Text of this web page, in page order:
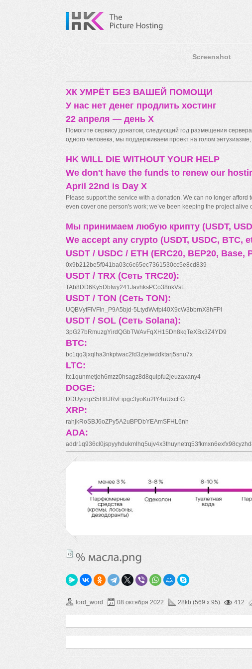
Screenshot
ХК УМРЁТ БЕЗ ВАШЕЙ ПОМОЩИ
У нас нет денег продлить хостинг
22 апреля — день X
Помогите сервису донатом, следующий год размещения
одного человека, мы поддерживаем проект на голом энтузиазме,
HK WILL DIE WITHOUT YOUR HELP
We don't have the funds to renew our
April 22nd is Day X
Please support the service with a donation. We can no longer
even cover one person's work; we’ve been keeping the project
Мы принимаем любую крипту (USDT,
We accept any crypto (USDT, USDC, BTC,
USDT / USDC / ETH (ERC20, BEP20, Base,
0x9b212be5f041ba03c6c65ec7361530cc5e8cd839
USDT / TRX (Сеть TRC20):
TAb8DD6Ky5Dbfwy241JavhksPCo38nkVsL
USDT / TON (Сеть TON):
UQBVyfFlVFln_P9A5bjd-5LtydWvfpi40X9cW3bbrnX8hFPl
USDT / SOL (Сеть Solana):
3pG27bRmuzgYirdQGbTWAvFqXH15Dh8kqTeXBx3Z4YD9
BTC:
bc1qq3jxqlha3nkptwac2fd3zjetwddktarj5snu7x
LTC:
ltc1qunmetjeh6mzz0hsagz8d8qulpfu2jeuzaxany4
DOGE:
DDUycnpS5H8JRvFipgc3yoKu2fY4uUxcFG
XRP:
rahjkRoSBJ6oZPy5A2uBPDbYEAmSFHL6nh
ADA:
lord_word 08 октября 2022 28kb (569 x 95) 412